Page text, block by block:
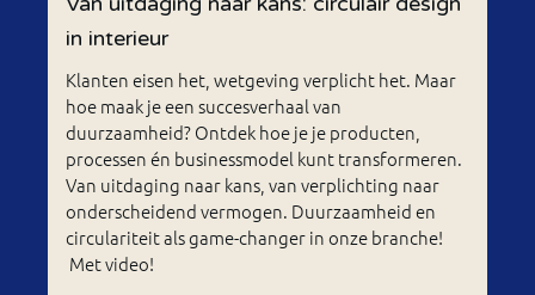
in interieur
Klanten eisen het, wetgeving verplicht het. Maar
hoe maak je een succesverhaal van
duurzaamheid? Ontdek hoe je je producten,
processen én businessmodel kunt transformeren.
Van uitdaging naar kans, van verplichting naar
onderscheidend vermogen. Duurzaamheid en
circulariteit als game-changer in onze branche!
Met video!